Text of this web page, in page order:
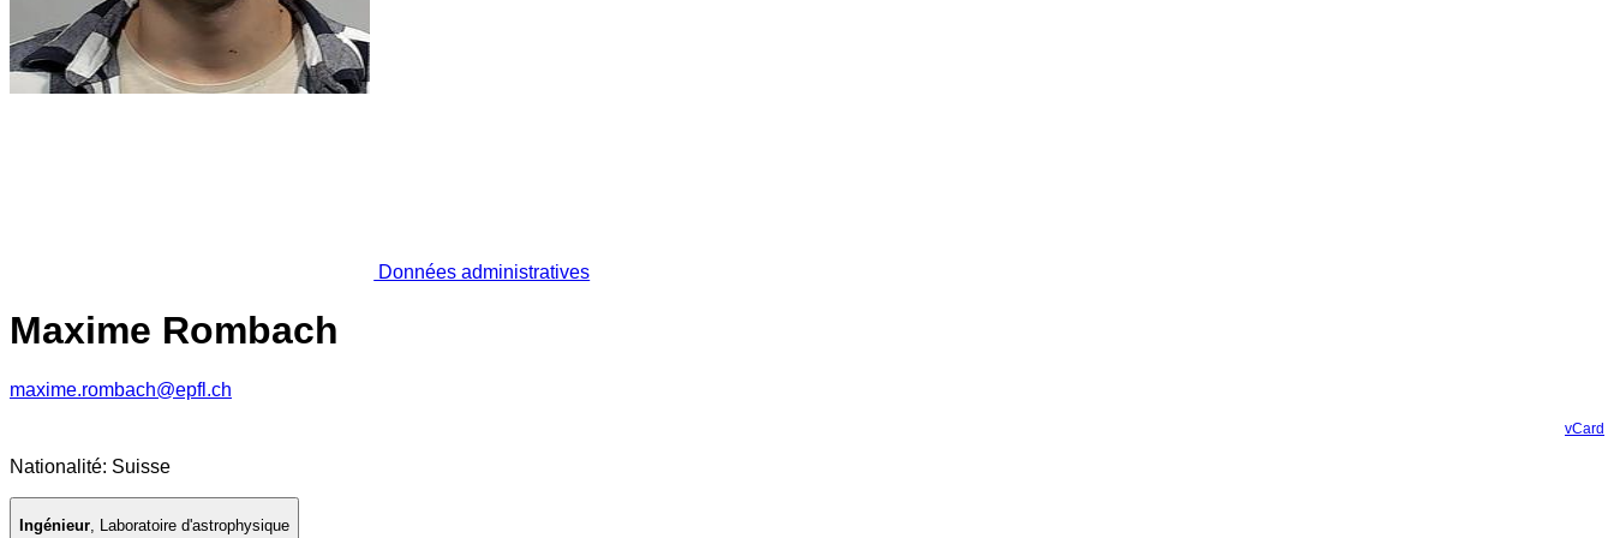
Données administratives
Maxime Rombach
maxime.rombach@epfl.ch
vCard
Nationalité: Suisse
Ingénieur, Laboratoire d'astrophysique